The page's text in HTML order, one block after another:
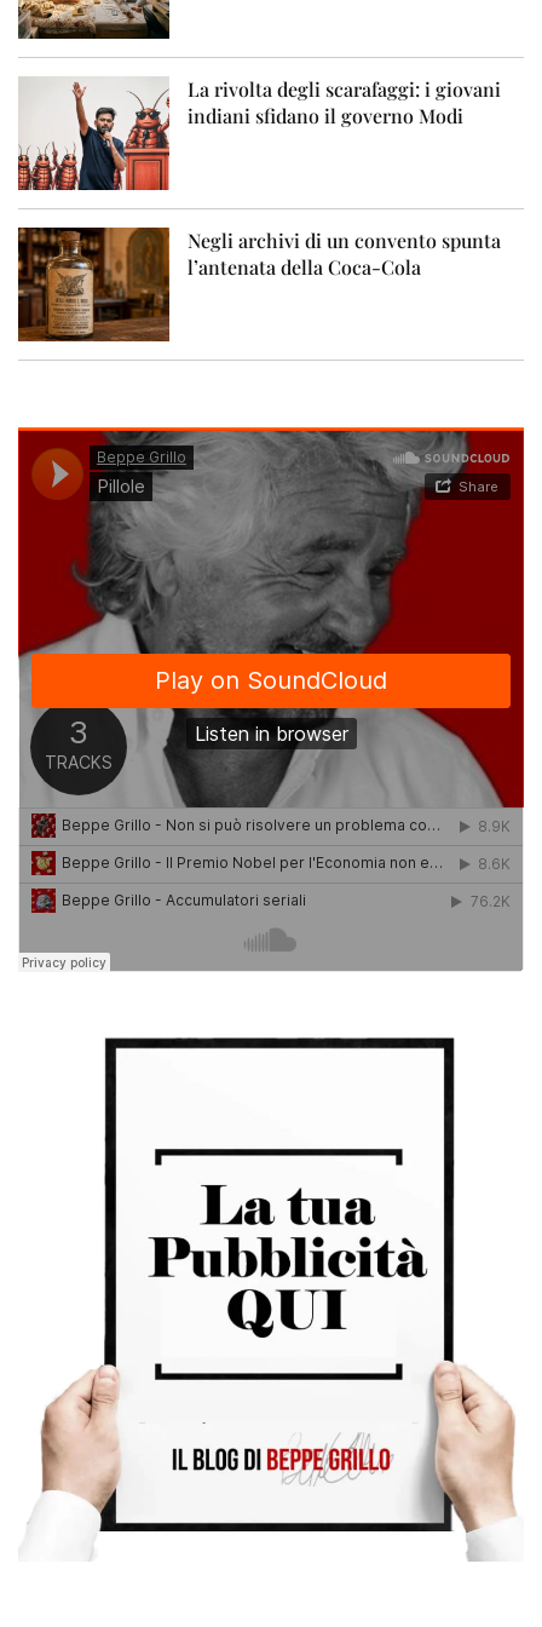
La rivolta degli scarafaggi: i giovani
indiani sfidano il governo Modi
Negli archivi di un convento spunta
l’antenata della Coca-Cola